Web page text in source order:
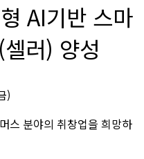
AI기반 스마
러) 양성
)
스 분야의 취창업을 희망하